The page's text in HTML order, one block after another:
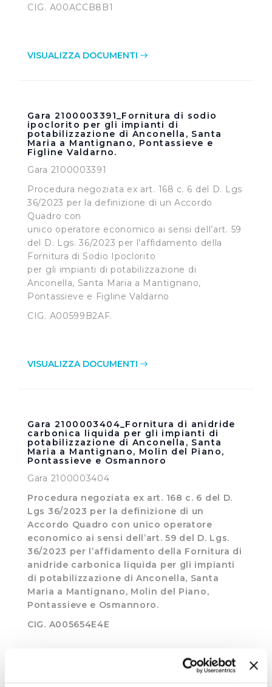
CIG. A00ACCB8B1
VISUALIZZA DOCUMENTI
Gara 2100003391_Fornitura di sodio
ipoclorito per gli impianti di
potabilizzazione di Anconella, Santa
Maria a Mantignano, Pontassieve e
Figline Valdarno.
Gara 2100003391
Procedura negoziata ex art. 168 c. 6 del D. Lgs
36/2023 per la definizione di un Accordo
Quadro con
unico operatore economico ai sensi dell’art. 59
del D. Lgs. 36/2023 per l’affidamento della
Fornitura di Sodio Ipoclorito
per gli impianti di potabilizzazione di
Anconella, Santa Maria a Mantignano,
Pontassieve e Figline Valdarno
CIG. A00599B2AF.
VISUALIZZA DOCUMENTI
Gara 2100003404_Fornitura di anidride
carbonica liquida per gli impianti di
potabilizzazione di Anconella, Santa
Maria a Mantignano, Molin del Piano,
Pontassieve e Osmannoro
Gara 2100003404
Procedura negoziata ex art. 168 c. 6 del D.
Lgs 36/2023 per la definizione di un
Accordo Quadro con unico operatore
economico ai sensi dell’art. 59 del D. Lgs.
36/2023 per l’affidamento della Fornitura di
anidride carbonica liquida per gli impianti
di potabilizzazione di Anconella, Santa
Maria a Mantignano, Molin del Piano,
Pontassieve e Osmannoro.
CIG. A005654E4E